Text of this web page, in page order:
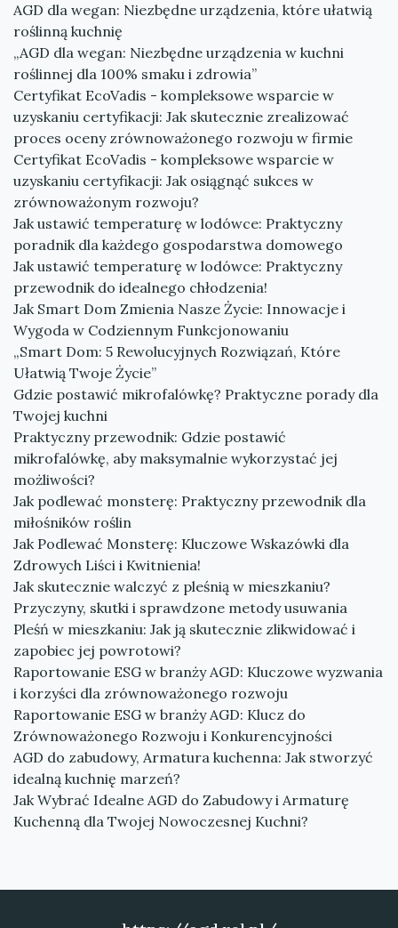
AGD dla wegan: Niezbędne urządzenia, które ułatwią
roślinną kuchnię
„AGD dla wegan: Niezbędne urządzenia w kuchni
roślinnej dla 100% smaku i zdrowia”
Certyfikat EcoVadis - kompleksowe wsparcie w
uzyskaniu certyfikacji: Jak skutecznie zrealizować
proces oceny zrównoważonego rozwoju w firmie
Certyfikat EcoVadis - kompleksowe wsparcie w
uzyskaniu certyfikacji: Jak osiągnąć sukces w
zrównoważonym rozwoju?
Jak ustawić temperaturę w lodówce: Praktyczny
poradnik dla każdego gospodarstwa domowego
Jak ustawić temperaturę w lodówce: Praktyczny
przewodnik do idealnego chłodzenia!
Jak Smart Dom Zmienia Nasze Życie: Innowacje i
Wygoda w Codziennym Funkcjonowaniu
„Smart Dom: 5 Rewolucyjnych Rozwiązań, Które
Ułatwią Twoje Życie”
Gdzie postawić mikrofalówkę? Praktyczne porady dla
Twojej kuchni
Praktyczny przewodnik: Gdzie postawić
mikrofalówkę, aby maksymalnie wykorzystać jej
możliwości?
Jak podlewać monsterę: Praktyczny przewodnik dla
miłośników roślin
Jak Podlewać Monsterę: Kluczowe Wskazówki dla
Zdrowych Liści i Kwitnienia!
Jak skutecznie walczyć z pleśnią w mieszkaniu?
Przyczyny, skutki i sprawdzone metody usuwania
Pleśń w mieszkaniu: Jak ją skutecznie zlikwidować i
zapobiec jej powrotowi?
Raportowanie ESG w branży AGD: Kluczowe wyzwania
i korzyści dla zrównoważonego rozwoju
Raportowanie ESG w branży AGD: Klucz do
Zrównoważonego Rozwoju i Konkurencyjności
AGD do zabudowy, Armatura kuchenna: Jak stworzyć
idealną kuchnię marzeń?
Jak Wybrać Idealne AGD do Zabudowy i Armaturę
Kuchenną dla Twojej Nowoczesnej Kuchni?